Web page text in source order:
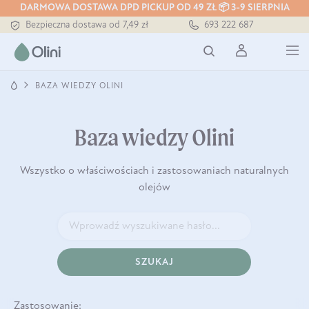
DARMOWA DOSTAWA DPD PICKUP OD 49 ZŁ 📦 3-9 SIERPNIA
Bezpieczna dostawa od 7,49 zł
Darmowa dostawa od 199 zł
Tłoczony zawsze na zimno
693 222 687
BAZA WIEDZY OLINI
Baza wiedzy Olini
Wszystko o właściwościach i zastosowaniach naturalnych
olejów
SZUKAJ
Zastosowanie: